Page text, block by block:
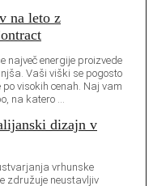
na leto z
največ energije proizvede
Vaši viški se pogosto
visokih cenah. Naj vam
na katero …
dizajn v
vrhunske
združuje neustavljiv